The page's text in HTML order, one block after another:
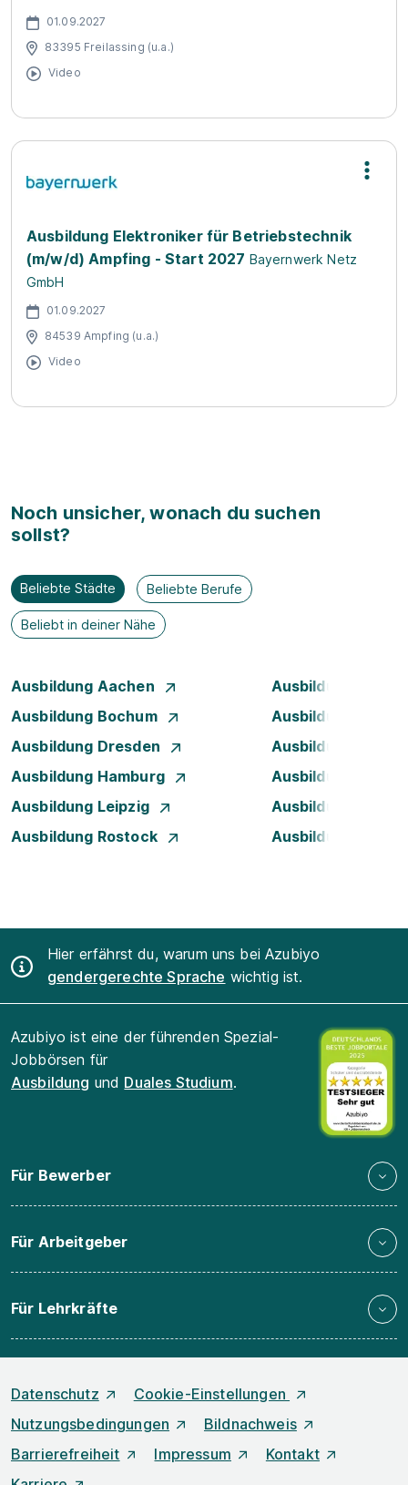
01.09.2027
83395 Freilassing (u.a.)
Video
Ausbildung Elektroniker für Betriebstechnik
(m/w/d) Ampfing - Start 2027 Bayernwerk Netz
GmbH
01.09.2027
84539 Ampfing (u.a.)
Video
Noch unsicher, wonach du suchen
sollst?
Beliebte Städte Beliebte Berufe
Beliebt in deiner Nähe
Ausbildung Aachen
Ausbildung
Ausbildung Bochum
Ausbildung Bonn
Ausbildung Dresden
Ausbildung
Ausbildung Hamburg
Ausbildung
Ausbildung Leipzig
Ausbildung
Ausbildung Rostock
Ausbildung
Hier erfährst du, warum uns bei Azubiyo
gendergerechte Sprache wichtig ist.
Azubiyo ist eine der führenden Spezial-
Jobbörsen für
Ausbildung und Duales Studium.
Für Bewerber
Für Arbeitgeber
Für Lehrkräfte
Datenschutz
Cookie-Einstellungen
Nutzungsbedingungen
Bildnachweis
Barrierefreiheit
Impressum
Kontakt